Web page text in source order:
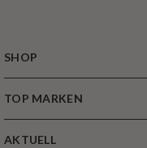
SHOP
TOP MARKEN
AKTUELL